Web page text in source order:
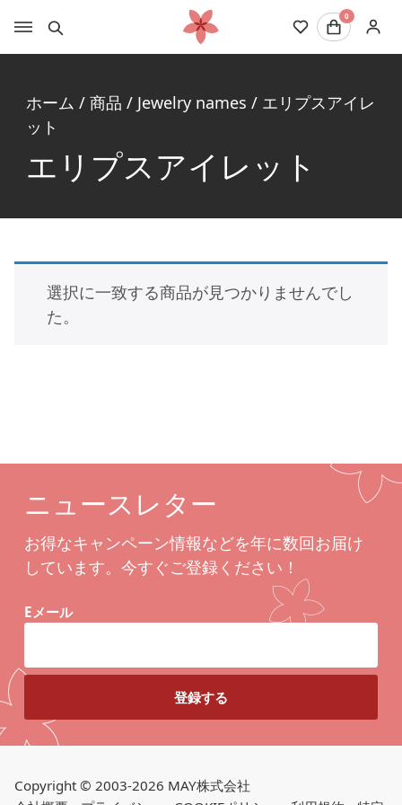
0
ホーム / 商品 / Jewelry names / エリプスアイレ
ット
エリプスアイレット
選択に一致する商品が見つかりませんでし
た。
ニュースレター
お得なキャンペーン情報などを年に数回お届け
しています。今すぐご登録ください！
Eメール
Copyright © 2003-2026 MAY株式会社